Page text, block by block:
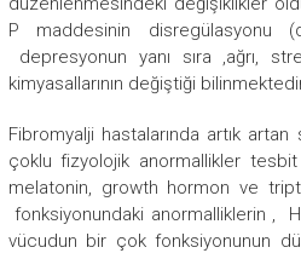
P maddesinin disregülasyonu
depresyonun yanı sıra ,ağrı,
kimyasallarının değiştiği
Fibromyalji hastalarında artık
çoklu fizyolojik anormallikler
melatonin, growth hormon ve
fonksiyonundaki anormalliklerin ,
vücudun bir çok fonksiyonunun